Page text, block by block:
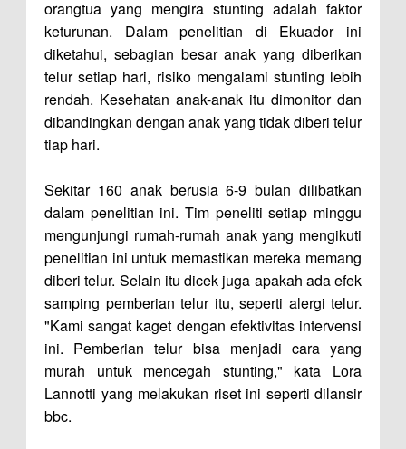
orangtua yang mengira stunting adalah faktor
keturunan. Dalam penelitian di Ekuador ini
diketahui, sebagian besar anak yang diberikan
telur setiap hari, risiko mengalami stunting lebih
rendah. Kesehatan anak-anak itu dimonitor dan
dibandingkan dengan anak yang tidak diberi telur
tiap hari.
Sekitar 160 anak berusia 6-9 bulan dilibatkan
dalam penelitian ini. Tim peneliti setiap minggu
mengunjungi rumah-rumah anak yang mengikuti
penelitian ini untuk memastikan mereka memang
diberi telur. Selain itu dicek juga apakah ada efek
samping pemberian telur itu, seperti alergi telur.
"Kami sangat kaget dengan efektivitas intervensi
ini. Pemberian telur bisa menjadi cara yang
murah untuk mencegah stunting," kata Lora
Lannotti yang melakukan riset ini seperti dilansir
bbc.